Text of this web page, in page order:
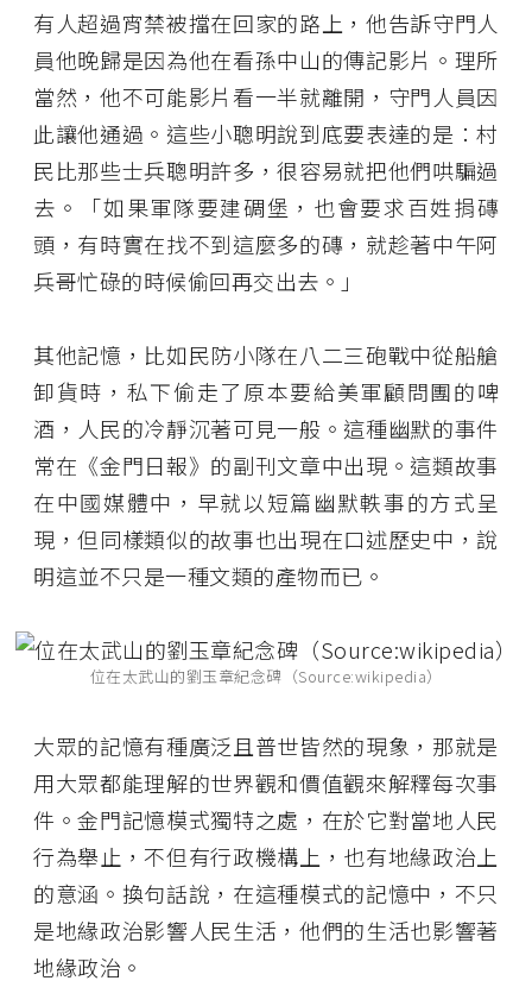
有人超過宵禁被擋在回家的路上，他告訴守門人
員他晚歸是因為他在看孫中山的傳記影片。理所
當然，他不可能影片看一半就離開，守門人員因
此讓他通過。這些小聰明說到底要表達的是：村
民比那些士兵聰明許多，很容易就把他們哄騙過
去。「如果軍隊要建碉堡，也會要求百姓捐磚
頭，有時實在找不到這麼多的磚，就趁著中午阿
兵哥忙碌的時候偷回再交出去。」
其他記憶，比如民防小隊在八二三砲戰中從船艙
卸貨時，私下偷走了原本要給美軍顧問團的啤
酒，人民的冷靜沉著可見一般。這種幽默的事件
常在《金門日報》的副刊文章中出現。這類故事
在中國媒體中，早就以短篇幽默軼事的方式呈
現，但同樣類似的故事也出現在口述歷史中，說
明這並不只是一種文類的產物而已。
位在太武山的劉玉章紀念碑（Source:wikipedia）
大眾的記憶有種廣泛且普世皆然的現象，那就是
用大眾都能理解的世界觀和價值觀來解釋每次事
件。金門記憶模式獨特之處，在於它對當地人民
行為舉止，不但有行政機構上，也有地緣政治上
的意涵。換句話說，在這種模式的記憶中，不只
是地緣政治影響人民生活，他們的生活也影響著
地緣政治。